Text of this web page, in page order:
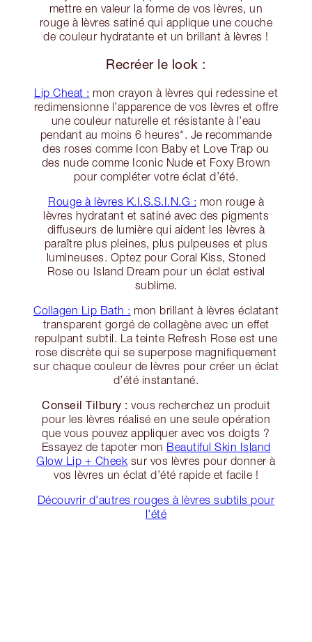
mettre en valeur la forme de vos lèvres, un
rouge à lèvres satiné qui applique une couche
de couleur hydratante et un brillant à lèvres !
Recréer le look :
Lip Cheat : mon crayon à lèvres qui redessine et
redimensionne l’apparence de vos lèvres et offre
une couleur naturelle et résistante à l’eau
pendant au moins 6 heures*. Je recommande
des roses comme Icon Baby et Love Trap ou
des nude comme Iconic Nude et Foxy Brown
pour compléter votre éclat d’été.
Rouge à lèvres K.I.S.S.I.N.G : mon rouge à
lèvres hydratant et satiné avec des pigments
diffuseurs de lumière qui aident les lèvres à
paraître plus pleines, plus pulpeuses et plus
lumineuses. Optez pour Coral Kiss, Stoned
Rose ou Island Dream pour un éclat estival
sublime.
Collagen Lip Bath : mon brillant à lèvres éclatant
transparent gorgé de collagène avec un effet
repulpant subtil. La teinte Refresh Rose est une
rose discrète qui se superpose magnifiquement
sur chaque couleur de lèvres pour créer un éclat
d’été instantané.
Conseil Tilbury : vous recherchez un produit
pour les lèvres réalisé en une seule opération
que vous pouvez appliquer avec vos doigts ?
Essayez de tapoter mon Beautiful Skin Island
Glow Lip + Cheek sur vos lèvres pour donner à
vos lèvres un éclat d’été rapide et facile !
Découvrir d'autres rouges à lèvres subtils pour
l'été